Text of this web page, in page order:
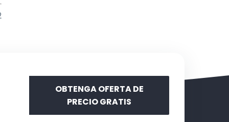
OBTENGA OFERTA DE
PRECIO GRATIS